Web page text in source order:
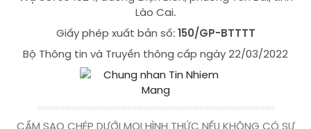
Lào Cai.
Giấy phép xuất bản số:150/GP-BTTTT
Bộ Thông tin và Truyền thông cấp ngày 22/03/2022
CẤM SAO CHÉP DƯỚI MỌI HÌNH THỨC NẾU KHÔNG CÓ SỰ